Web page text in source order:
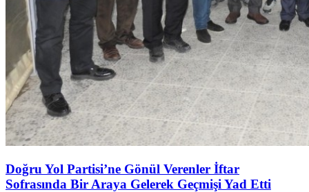
Doğru Yol Partisi’ne Gönül Verenler İftar
Sofrasında Bir Araya Gelerek Geçmişi Yad Etti